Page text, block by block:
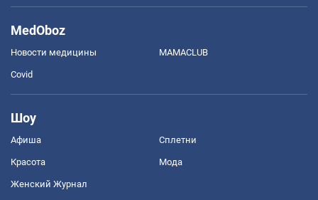
MedOboz
Новости медицины MAMACLUB
Covid
Шоу
Афиша Сплетни
Красота Мода
Женский Журнал